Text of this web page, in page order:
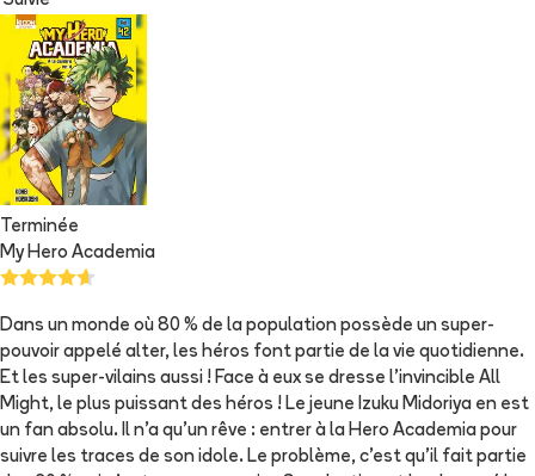
Terminée
My Hero Academia
Dans un monde où 80 % de la population possède un super-
pouvoir appelé alter, les héros font partie de la vie quotidienne.
Et les super-vilains aussi ! Face à eux se dresse l’invincible All
Might, le plus puissant des héros ! Le jeune Izuku Midoriya en est
un fan absolu. Il n’a qu’un rêve : entrer à la Hero Academia pour
suivre les traces de son idole. Le problème, c’est qu’il fait partie